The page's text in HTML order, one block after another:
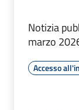
Notizia
marzo
Accesso